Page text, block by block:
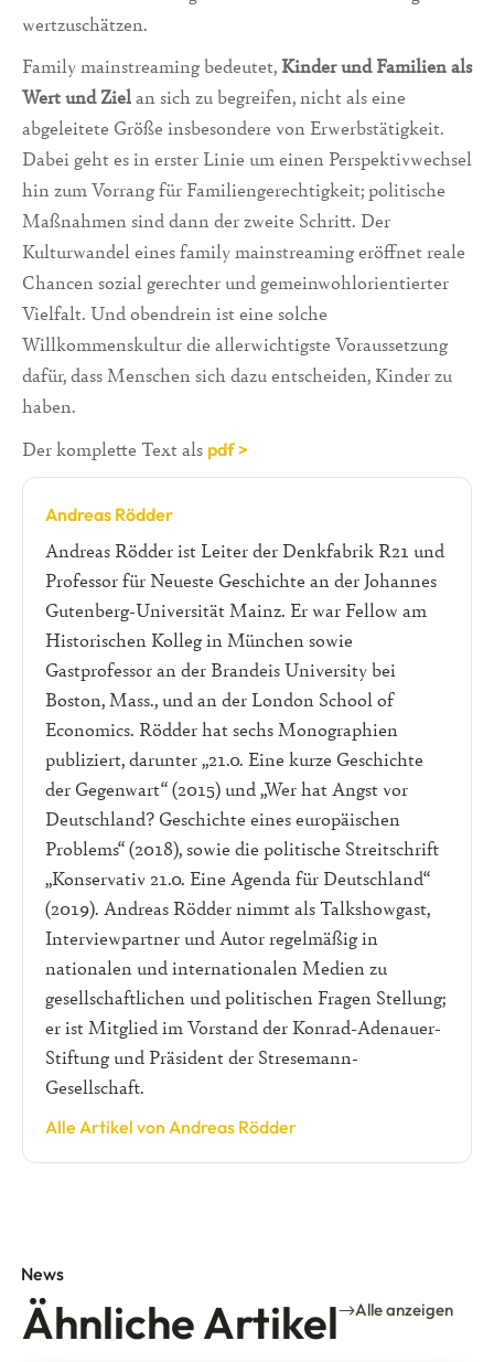
wertzuschätzen.
Family mainstreaming bedeutet, Kinder und Familien als
Wert und Zielan sich zu begreifen, nicht als eine
abgeleitete Größe insbesondere von Erwerbstätigkeit.
Dabei geht es in erster Linie um einen Perspektivwechsel
hin zum Vorrang für Familiengerechtigkeit; politische
Maßnahmen sind dann der zweite Schritt. Der
Kulturwandel eines family mainstreaming eröffnet reale
Chancen sozial gerechter und gemeinwohlorientierter
Vielfalt. Und obendrein ist eine solche
Willkommenskultur die allerwichtigste Voraussetzung
dafür, dass Menschen sich dazu entscheiden, Kinder zu
haben.
Der komplette Text als pdf >
Andreas Rödder
Andreas Rödder ist Leiter der Denkfabrik R21 und
Professor für Neueste Geschichte an der Johannes
Gutenberg-Universität Mainz. Er war Fellow am
Historischen Kolleg in München sowie
Gastprofessor an der Brandeis University bei
Boston, Mass., und an der London School of
Economics. Rödder hat sechs Monographien
publiziert, darunter „21.0. Eine kurze Geschichte
der Gegenwart“ (2015) und „Wer hat Angst vor
Deutschland? Geschichte eines europäischen
Problems“ (2018), sowie die politische Streitschrift
„Konservativ 21.0. Eine Agenda für Deutschland“
(2019). Andreas Rödder nimmt als Talkshowgast,
Interviewpartner und Autor regelmäßig in
nationalen und internationalen Medien zu
gesellschaftlichen und politischen Fragen Stellung;
er ist Mitglied im Vorstand der Konrad-Adenauer-
Stiftung und Präsident der Stresemann-
Gesellschaft.
Alle Artikel von Andreas Rödder
News
Ähnliche Artikel Alle anzeigen